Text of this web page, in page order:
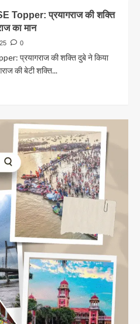
Topper: प्रयागराज की शक्ति
का मान
0
प्रयागराज की शक्ति दुबे ने किया
की बेटी शक्ति...